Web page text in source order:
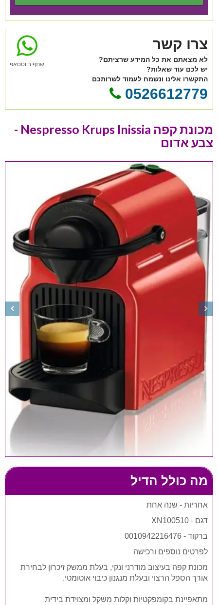
שתף בווטסאפ
צרו קשר
לא מצאתם את כל המידע שרציתם?
יש לכם עוד שאלות?
התקשרו אלינו ונשמח לעמוד לשרותכם
0526612779
מכונת קפה Nespresso Krups Inissia -
צבע אדום
מה כולל הדיל
אחריות - שנה אחת
דגם - XN100510
ברקוד - 0010942216476
לפרטים נוספים ורכישה
מכונת קפה בעיצוב מודרני ונקי, בעלת ממשק זיכרון לבחירת
אורך הספל הרצוי ובעלת מנגנון כיבוי אוטומטי.
מתאפיינת בקומפקטיות וקלות משקל ומצוידת בידית